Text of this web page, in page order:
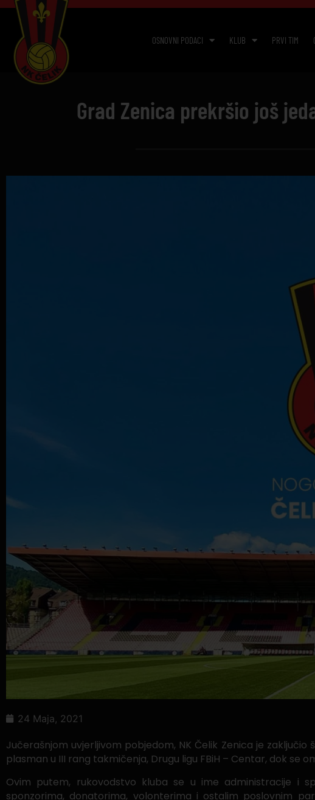
OSNOVNI PODACI KLUB PRVI TIM
Grad Zenica prekršio još
24 Maja, 2021
Jučerašnjom uvjerljivom pobjedom, NK Čelik Zenica je
plasman u III rang takmičenja, Drugu ligu FBiH – Centar, dok
Ovim putem, rukovodstvo kluba se u ime administracije i
sponzorima, donatorima, volonterima i ostalim poslovnim